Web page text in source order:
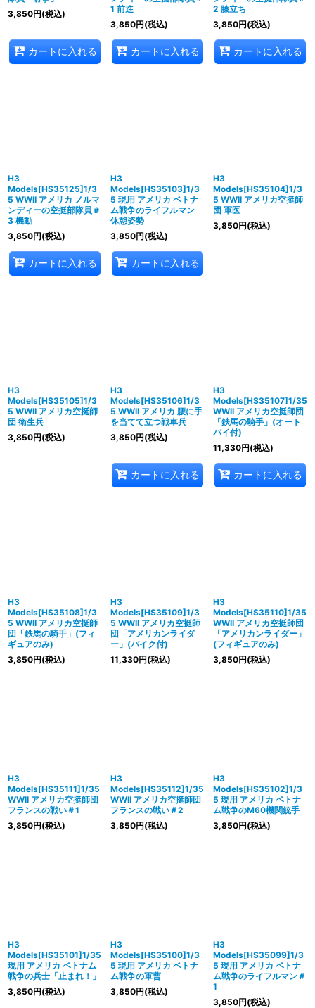
3,850円(税込)
カートに入れる
1 前進
3,850円(税込)
カートに入れる
2 膝立ち
3,850円(税込)
カートに入れる
H3
Models[HS35125]1/3
5 WWII アメリカ ノルマ
ンディーの空挺部隊員＃
3 機動
3,850円(税込)
カートに入れる
H3
Models[HS35103]1/3
5 現用 アメリカ ベトナ
ム戦争のライフルマン
休憩姿勢
3,850円(税込)
カートに入れる
H3
Models[HS35104]1/3
5 WWII アメリカ空挺師
団 軍医
3,850円(税込)
H3
Models[HS35105]1/3
5 WWII アメリカ空挺師
団 衛生兵
3,850円(税込)
H3
Models[HS35106]1/3
5 WWII アメリカ 腰に手
を当てて立つ戦車兵
3,850円(税込)
カートに入れる
H3
Models[HS35107]1/35
WWII アメリカ空挺師団
「鉄馬の騎手」(オート
バイ付)
11,330円(税込)
カートに入れる
H3
Models[HS35108]1/3
5 WWII アメリカ空挺師
団「鉄馬の騎手」(フィ
ギュアのみ)
3,850円(税込)
H3
Models[HS35109]1/3
5 WWII アメリカ空挺師
団「アメリカンライダ
ー」(バイク付)
11,330円(税込)
H3
Models[HS35110]1/35
WWII アメリカ空挺師団
「アメリカンライダー」
(フィギュアのみ)
3,850円(税込)
H3
Models[HS35111]1/35
WWII アメリカ空挺師団
フランスの戦い＃1
3,850円(税込)
H3
Models[HS35112]1/35
WWII アメリカ空挺師団
フランスの戦い＃2
3,850円(税込)
H3
Models[HS35102]1/3
5 現用 アメリカ ベトナ
ム戦争のM60機関銃手
3,850円(税込)
H3
Models[HS35101]1/35
現用 アメリカ ベトナム
戦争の兵士「止まれ！」
3,850円(税込)
H3
Models[HS35100]1/3
5 現用 アメリカ ベトナ
ム戦争の軍曹
3,850円(税込)
H3
Models[HS35099]1/3
5 現用 アメリカ ベトナ
ム戦争のライフルマン＃
1
3,850円(税込)